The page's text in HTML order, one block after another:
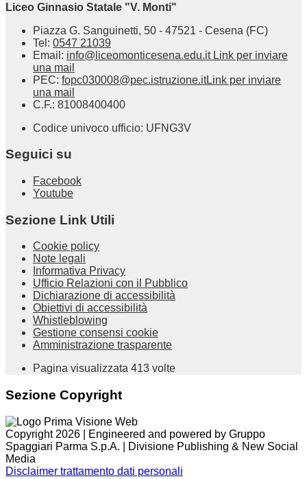
Liceo Ginnasio Statale "V. Monti"
Piazza G. Sanguinetti, 50 - 47521 - Cesena (FC)
Tel: 0547 21039
Email: info@liceomonticesena.edu.it Link per inviare
una mail
PEC: fopc030008@pec.istruzione.itLink per inviare
una mail
C.F.: 81008400400
Codice univoco ufficio: UFNG3V
Seguici su
Facebook
Youtube
Sezione Link Utili
Cookie policy
Note legali
Informativa Privacy
Ufficio Relazioni con il Pubblico
Dichiarazione di accessibilità
Obiettivi di accessibilità
Whistleblowing
Gestione consensi cookie
Amministrazione trasparente
Pagina visualizzata 413 volte
Sezione Copyright
Copyright 2026 | Engineered and powered by Gruppo
Spaggiari Parma S.p.A. | Divisione Publishing & New Social
Media
Disclaimer trattamento dati personali